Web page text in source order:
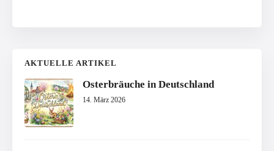
AKTUELLE ARTIKEL
Osterbräuche in Deutschland
14. März 2026